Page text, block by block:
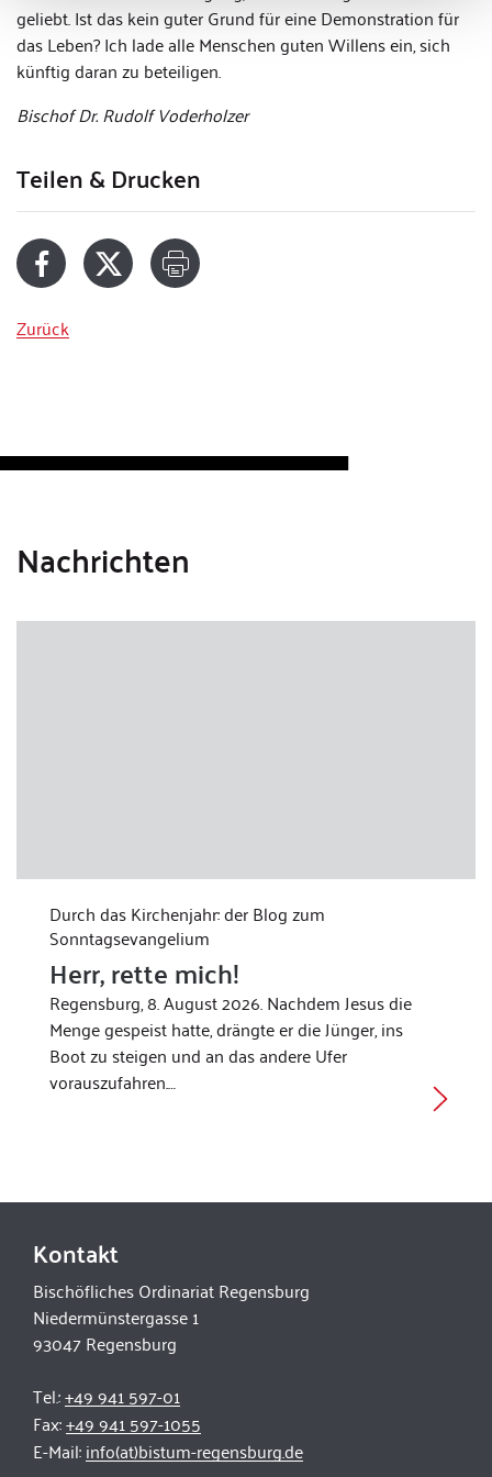
geliebt. Ist das kein guter Grund für eine Demonstration für
das Leben? Ich lade alle Menschen guten Willens ein, sich
künftig daran zu beteiligen.
Bischof Dr. Rudolf Voderholzer
Teilen & Drucken
Zurück
Nachrichten
Durch das Kirchenjahr: der Blog zum
Sonntagsevangelium
Herr, rette mich!
Regensburg, 8. August 2026. Nachdem Jesus die
Menge gespeist hatte, drängte er die Jünger, ins
Boot zu steigen und an das andere Ufer
vorauszufahren.…
Kontakt
Bischöfliches Ordinariat Regensburg
Niedermünstergasse 1
93047 Regensburg
Tel.:+49 941 597-01
Fax:+49 941 597-1055
E-Mail:info(at)bistum-regensburg.de